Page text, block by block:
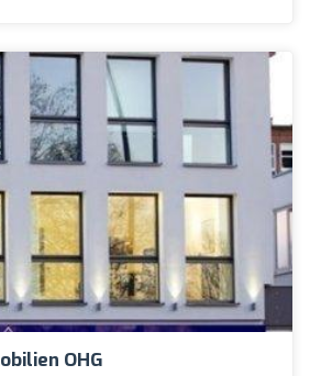
OHG